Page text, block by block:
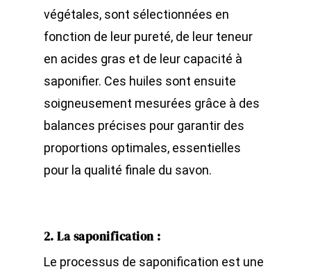
végétales, sont sélectionnées en
fonction de leur pureté, de leur teneur
en acides gras et de leur capacité à
saponifier. Ces huiles sont ensuite
soigneusement mesurées grâce à des
balances précises pour garantir des
proportions optimales, essentielles
pour la qualité finale du savon.
2. La saponification :
Le processus de saponification est une